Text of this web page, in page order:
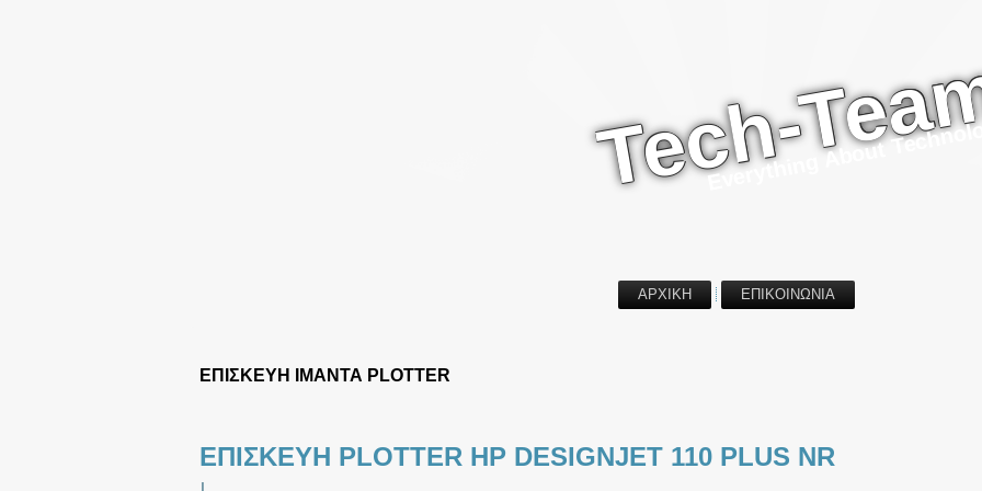
Tech-Everything About Technology
ΑΡΧΙΚΗ ΕΠΙΚΟΙΝΩΝΙΑ
ΕΠΙΣΚΕΥΗ ΙΜΑΝΤΑ PLOTTER
ΕΠΙΣΚΕΥΗ PLOTTER HP DESIGNJET 110 PLUS NR